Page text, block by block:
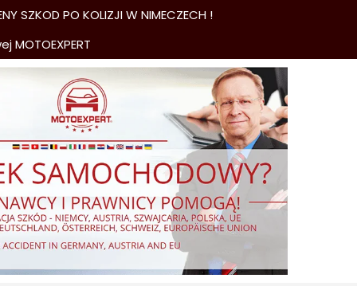
PO KOLIZJI W NIMECZECH !